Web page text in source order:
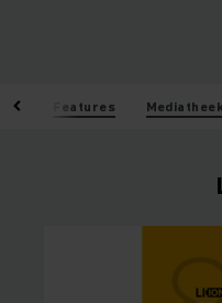
Features Mediatheek